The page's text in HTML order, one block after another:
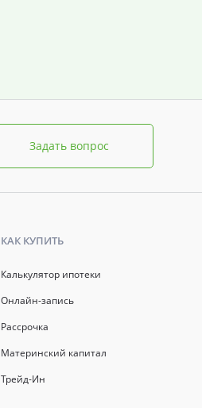
Задать вопрос
КАК КУПИТЬ
Калькулятор ипотеки
Онлайн-запись
Рассрочка
Материнский капитал
Трейд-Ин